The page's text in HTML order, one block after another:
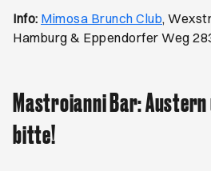
Info: Mimosa Brunch ClubÖffnet
,
Hamburg & Eppendorfer Weg
Mastroianni Bar: Austern
bitte!